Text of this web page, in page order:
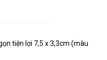
tiện lợi 7,5 x 3,3cm (màu